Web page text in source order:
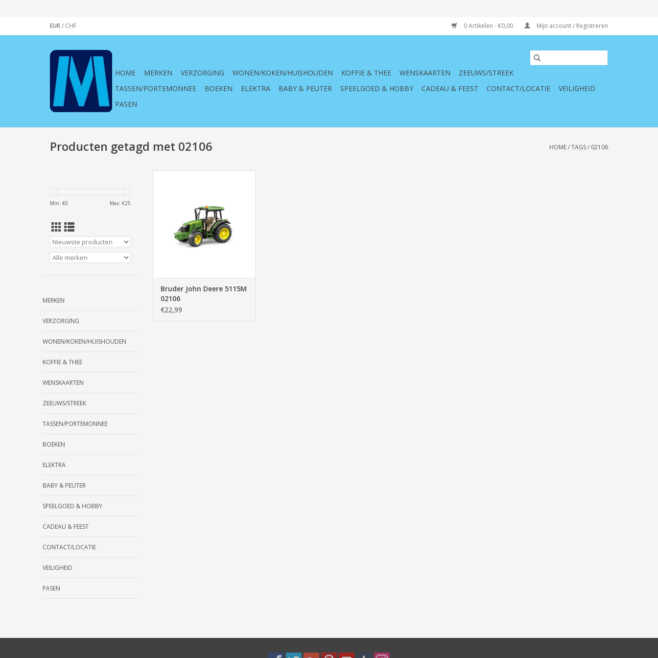
EUR/ CHF 0 Artikelen - €0,00 Mijn account / Registreren
HOME MERKEN VERZORGING WONEN/KOKEN/HUISHOUDEN KOFFIE & THEE WENSKAARTEN
ZEEUWS/STREEK
TASSEN/PORTEMONNEE
BOEKEN ELEKTRA BABY & PEUTER SPEELGOED & HOBBY CADEAU & FEEST CONTACT/LOCATIE
VEILIGHEID
PASEN
Producten getagd met 02106 HOME/TAGS/ 02106
Min: €0 Max: €25
MERKEN
VERZORGING
WONEN/KOKEN/HUISHOUDEN
KOFFIE & THEE
WENSKAARTEN
ZEEUWS/STREEK
TASSEN/PORTEMONNEE
BOEKEN
ELEKTRA
BABY & PEUTER
SPEELGOED & HOBBY
CADEAU & FEEST
CONTACT/LOCATIE
VEILIGHEID
PASEN
speelgoed, spelen, kind
Bruder John Deere 5115M
02106
€22,99